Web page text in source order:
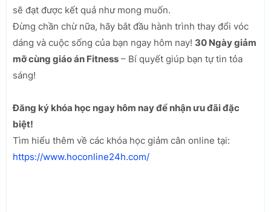
sẽ đạt được kết quả như mong muốn.
Đừng chần chừ nữa, hãy bắt đầu hành trình thay đổi vóc
dáng và cuộc sống của bạn ngay hôm nay! 30 Ngày giảm
mỡ cùng giáo án Fitness – Bí quyết giúp bạn tự tin tỏa
sáng!
Đăng ký khóa học ngay hôm nay để nhận ưu đãi đặc
biệt!
Tìm hiểu thêm về các khóa học giảm cân online tại:
https://www.hoconline24h.com/